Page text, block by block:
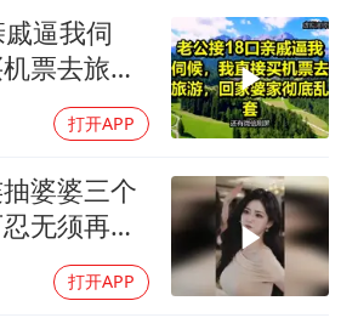
加沙约14万栋建筑被完全摧毁
从科技创新看开局起步的时与势
逼我伺
票去旅
彻底乱套
打开APP
婆婆三个
无须再
打开APP